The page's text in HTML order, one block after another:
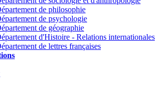
de philosophie
de psychologie
de géographie
d'Histoire - Relations internationales
de lettres françaises